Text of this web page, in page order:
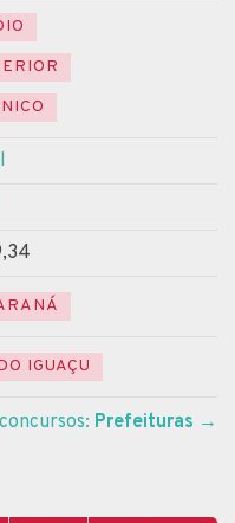
IGUAÇU
Prefeituras →